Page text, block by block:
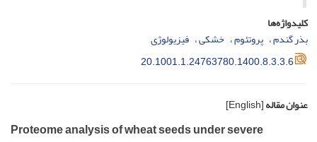
کلیدواژه‌ها
بذر گندم پروتئوم خشکی فیزیولوژی
20.1001.1.24763780.1400.8.3.3.6
عنوان مقاله[English]
Proteome analysis of wheat seeds under severe